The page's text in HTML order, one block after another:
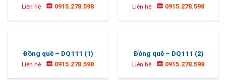
Liên hệ 0915.278.598 Liên hệ 0915.278.598
Đồng quê – DQ111 (1)
Liên hệ 0915.278.598
Đồng quê – DQ111 (2)
Liên hệ 0915.278.598